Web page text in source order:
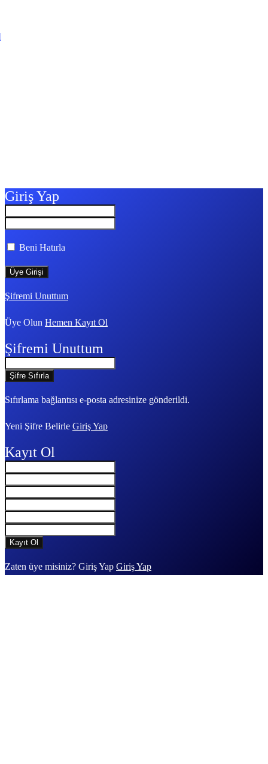
Giriş Yap
Beni Hatırla
Şifremi Unuttum
Üye Olun Hemen Kayıt Ol
Şifremi Unuttum
Sıfırlama bağlantısı e-posta adresinize gönderildi.
Yeni Şifre Belirle Giriş Yap
Kayıt Ol
Zaten üye misiniz? Giriş Yap Giriş Yap